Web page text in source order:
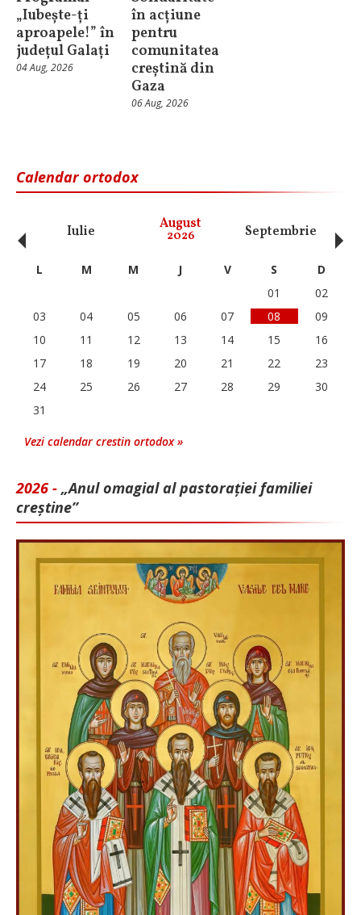
„Iubește-ți
aproapele!” în
județul Galați
04 Aug, 2026
în acțiune
pentru
comunitatea
creștină din
Gaza
06 Aug, 2026
Calendar ortodox
Iulie August
2026 Septembrie
‹ L M M J V S
D
01
02
03
04 05 06 07 08
09
10
11 12 13 14 15
16
17
18 19 20 21 22
23
24
25 26 27 28 29
30
31
Vezi calendar crestin ortodox »
2026 - „Anul omagial al pastorației familiei
creștine”